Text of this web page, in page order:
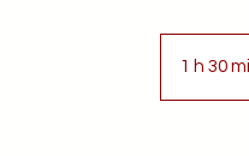
1 h 30